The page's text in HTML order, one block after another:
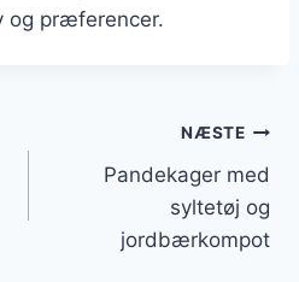
og præferencer.
NÆSTE
Pandekager med
syltetøj og
jordbærkompot